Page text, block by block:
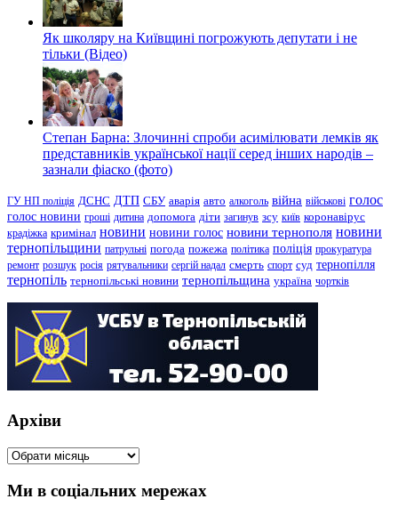
Як школяру на Київщині погрожують депутати і не
тільки (Відео)
Степан Барна: Злочинні спроби асимілювати лемків як
представників української нації серед інших народів –
зазнали фіаско (фото)
ГУ НП поліція ДСНС ДТП СБУ аварія авто алкоголь війна військові голос
голос новини гроші дитина допомога діти загинув зсу київ коронавірус
крадіжка кримінал новини новини голос новини тернополя новини
тернопільщини патрульні погода пожежа політика поліція прокуратура
ремонт розшук росія рятувальники сергій надал смерть спорт суд тернопілля
тернопіль тернопільські новини тернопільщина україна чортків
Архіви
Архіви
Ми в соціальних мережах